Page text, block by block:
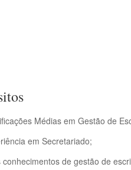
Médias em Gestão de
em Secretariado;
conhecimentos de gestão de